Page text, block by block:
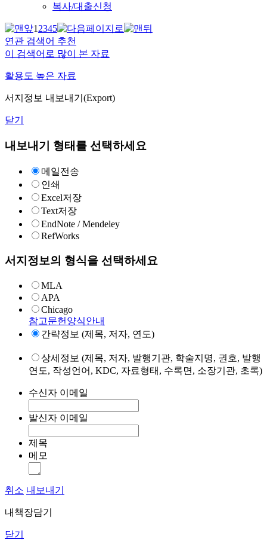
복사/대출신청
12345
연관 검색어 추천
이 검색어로 많이 본 자료
활용도 높은 자료
서지정보 내보내기(Export)
닫기
내보내기 형태를 선택하세요
메일전송
인쇄
Excel저장
Text저장
EndNote / Mendeley
RefWorks
서지정보의 형식을 선택하세요
MLA
APA
Chicago
참고문헌양식안내
간략정보 (제목, 저자, 연도)
상세정보 (제목, 저자, 발행기관, 학술지명, 권호, 발행
연도, 작성언어, KDC, 자료형태, 수록면, 소장기관, 초록)
수신자 이메일
발신자 이메일
제목
메모
취소 내보내기
내책장담기
닫기